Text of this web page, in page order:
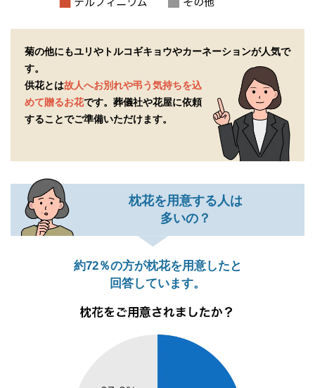
菊の他にもユリやトルコギキョウやカーネーションが人気で
す。
供花とは故人へお別れや弔う気持ちを込
めて贈るお花です。 葬儀社や花屋に依頼
することでご準備いただけます。
枕花を用意する人は
多いの？
約72％の方が枕花を用意したと
回答しています。